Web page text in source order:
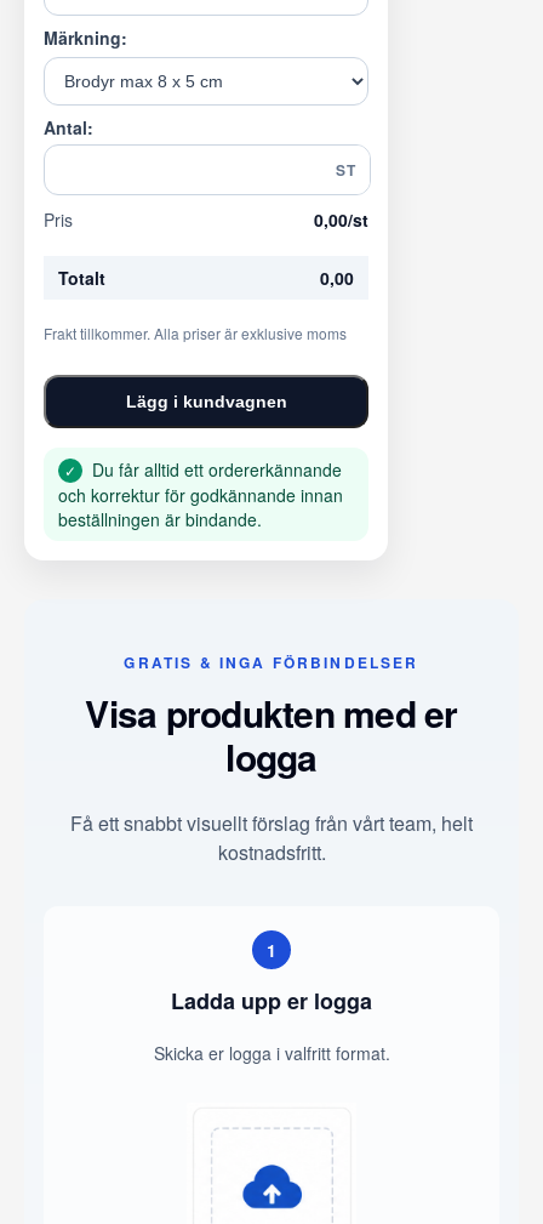
Märkning:
Antal:
ST
Pris 0,00/st
Totalt 0,00
Frakt tillkommer. Alla priser är exklusive moms
Lägg i kundvagnen
✓
Du får alltid ett ordererkännande
och korrektur för godkännande innan
beställningen är bindande.
GRATIS & INGA FÖRBINDELSER
Visa produkten med er
logga
Få ett snabbt visuellt förslag från vårt team, helt
kostnadsfritt.
1
Ladda upp er logga
Skicka er logga i valfritt format.